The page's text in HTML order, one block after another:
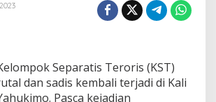
Separatis Teroris (KST)
dan sadis kembali terjadi di Kali
Pasca kejadian